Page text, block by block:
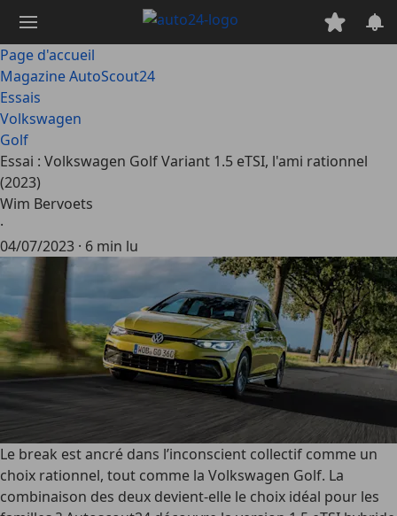
contenu
principal
Page d'accueil
Magazine AutoScout24
Essais
Volkswagen
Golf
Essai : Volkswagen Golf Variant 1.5 eTSI, l'ami rationnel
(2023)
Wim Bervoets
·
04/07/2023 · 6 min lu
Le break est ancré dans l’inconscient collectif comme un
choix rationnel, tout comme la Volkswagen Golf. La
combinaison des deux devient-elle le choix idéal pour les